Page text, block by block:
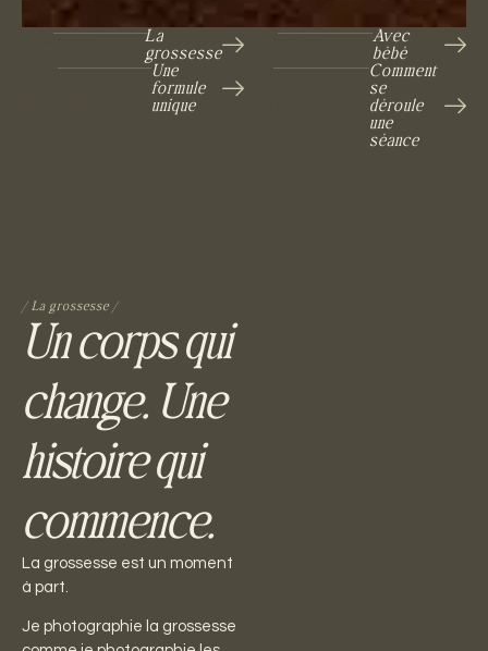
La
grossesse
Avec
bébé
Une
formule
unique
Comment
se
déroule
une
séance
/ La grossesse /
Un corps qui
change. Une
histoire qui
commence.
La grossesse est un moment
à part.
Je photographie la grossesse